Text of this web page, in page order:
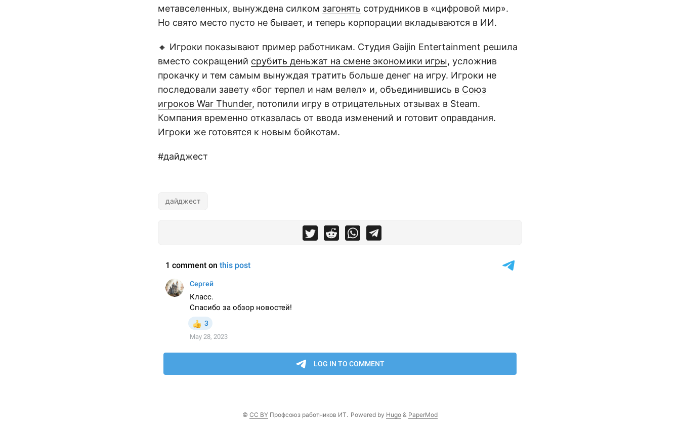
метавселенных, вынуждена силком загонять сотрудников в «цифровой мир».
Но свято место пусто не бывает, и теперь корпорации вкладываются в ИИ.
🔸 Игроки показывают пример работникам. Студия Gaijin Entertainment решила
вместо сокращений срубить деньжат на смене экономики игры, усложнив
прокачку и тем самым вынуждая тратить больше денег на игру. Игроки не
последовали завету «бог терпел и нам велел» и, объединившись в Союз
игроков War Thunder, потопили игру в отрицательных отзывах в Steam.
Компания временно отказалась от ввода изменений и готовит оправдания.
Игроки же готовятся к новым бойкотам.
#дайджест
дайджест
© CC BY Профсоюз работников ИТ. Powered by Hugo & PaperMod